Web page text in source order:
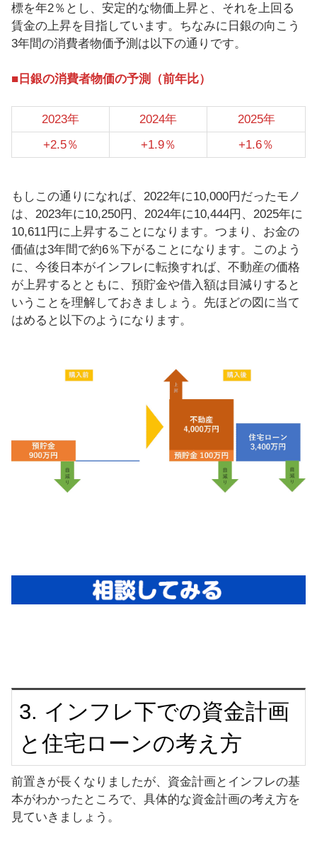
標を年2％とし、安定的な物価上昇と、それを上回る
賃金の上昇を目指しています。ちなみに日銀の向こう
3年間の消費者物価予測は以下の通りです。
■日銀の消費者物価の予測（前年比）
2023年 2024年
2025年
+2.5％
+1.9％ +1.6％
もしこの通りになれば、2022年に10,000円だったモノ
は、2023年に10,250円、2024年に10,444円、2025年に
10,611円に上昇することになります。つまり、お金の
価値は3年間で約6％下がることになります。このよう
に、今後日本がインフレに転換すれば、不動産の価格
が上昇するとともに、預貯金や借入額は目減りすると
いうことを理解しておきましょう。先ほどの図に当て
はめると以下のようになります。
3. インフレ下での資金計画
と住宅ローンの考え方
前置きが長くなりましたが、資金計画とインフレの基
本がわかったところで、具体的な資金計画の考え方を
見ていきましょう。